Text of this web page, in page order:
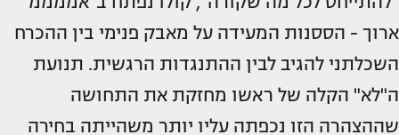
ארוך - הססנות המעידה על מאבק פנימי בין ההכרח
השכלתני להגיב לבין ההתנגדות הרגשית. תנועת
ה"לא" הקלה של ראשו מחזקת את התחושה
שההצהרה הזו נכפתה עליו יותר משהייתה בחירה